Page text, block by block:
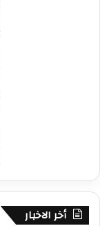
أخر الاخبار